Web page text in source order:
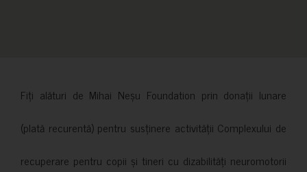
Fiți alături de Mihai Neșu Foundation prin donații lunare
(plată recurentă) pentru susținere activității Complexului de
recuperare pentru copii și tineri cu dizabilități neuromotorii